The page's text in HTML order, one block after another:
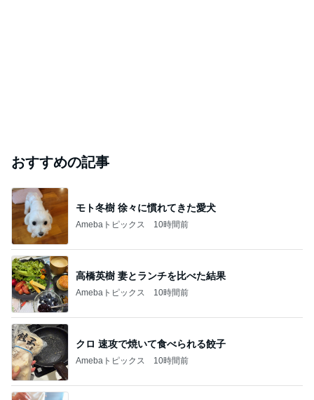
おすすめの記事
モト冬樹 徐々に慣れてきた愛犬
Amebaトピックス 10時間前
高橋英樹 妻とランチを比べた結果
Amebaトピックス 10時間前
クロ 速攻で焼いて食べられる餃子
Amebaトピックス 10時間前